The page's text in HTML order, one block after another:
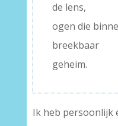
de lens,
ogen die
breekbaar
geheim.
Ik heb persoonlijk